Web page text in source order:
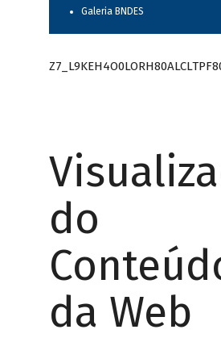
Galeria BNDES
do
da Web